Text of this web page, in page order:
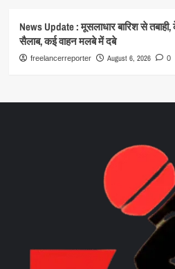
News Update : मूसलाधार बारिश से
सैलाब, कई वाहन मलबे में दबे
freelancerreporter August 6, 2026 0